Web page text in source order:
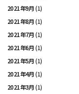
2021年9月(1)
2021年8月(1)
2021年7月(1)
2021年6月(1)
2021年5月(1)
2021年4月(1)
2021年3月(1)